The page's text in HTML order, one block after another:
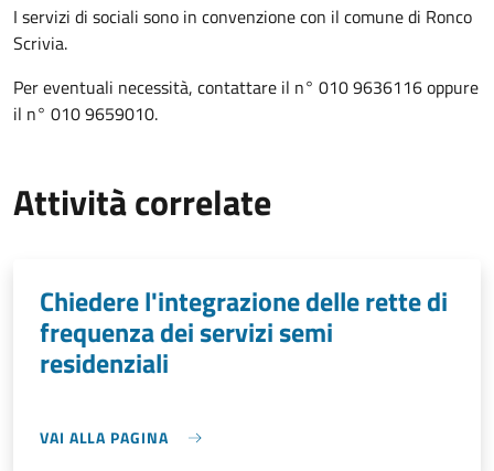
I servizi di sociali sono in convenzione con il comune di Ronco
Scrivia.
Per eventuali necessità, contattare il n° 010 9636116 oppure
il n° 010 9659010.
Attività correlate
Chiedere l'integrazione delle rette di
frequenza dei servizi semi
residenziali
VAI ALLA PAGINA